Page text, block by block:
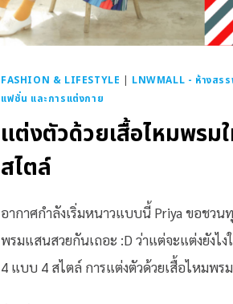
FASHION & LIFESTYLE | LNWMALL - ห้างสร
แฟชั่น และการแต่งกาย
แต่งตัวด้วยเสื้อไหมพรม
สไตล์
อากาศกำลังเริ่มหนาวแบบนี้ Priya ขอชวน
พรมแสนสวยกันเถอะ :D ว่าแต่จะแต่งยังไง
4 แบบ 4 สไตล์ การแต่งตัวด้วยเสื้อไหมพร